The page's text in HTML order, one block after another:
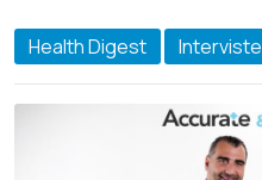
Health Digest Interviste